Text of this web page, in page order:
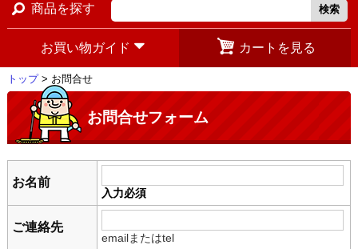
商品を探す
カートを見る
お買い物ガイド
トップ> お問合せ
お問合せフォーム
お名前
入力必須
ご連絡先
emailまたはtel